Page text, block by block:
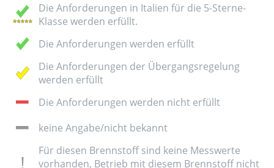
Die Anforderungen in Italien für die 5-Sterne-
Klasse werden erfüllt.
Die Anforderungen werden erfüllt
Die Anforderungen der Übergangsregelung
werden erfüllt
Die Anforderungen werden nicht erfüllt
keine Angabe/nicht bekannt
Für diesen Brennstoff sind keine Messwerte
vorhanden, Betrieb mit diesem Brennstoff nicht